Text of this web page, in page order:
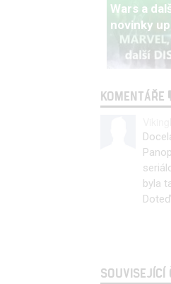
Wars a
novinky
KOMENTÁŘE
byla
SOUVISEJÍCÍ